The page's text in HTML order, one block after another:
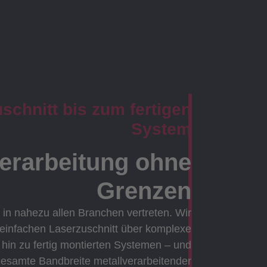
bis zum fertigen
System
ohne
Grenzen
nahezu allen Branchen vertreten. Wir
Laserzuschnitt über komplexe
zu fertig montierten Systemen – und
Bandbreite metallverarbeitender